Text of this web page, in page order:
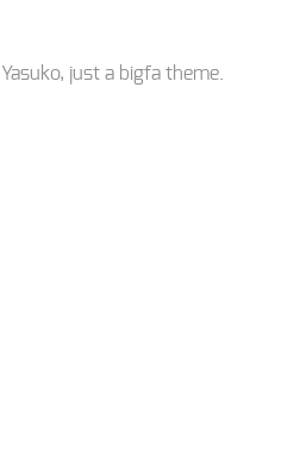
Yasuko, just a bigfa theme.